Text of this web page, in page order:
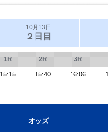
10月13日
２日目
1R 2R 3R
15:15 15:40 16:06
オッズ